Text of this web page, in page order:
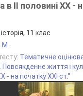
в ІІ половині ХХ -
11 клас
М.
Тематичне
життя і
- на початку ХХІ ст."